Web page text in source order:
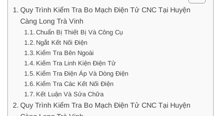
Quy Trình Kiểm Tra Bo Mạch Điện Tử CNC Tại Huyện
Càng Long Trà Vinh
Chuẩn Bị Thiết Bị Và Công Cụ
Ngắt Kết Nối Điện
Kiểm Tra Bên Ngoài
Kiểm Tra Linh Kiện Điện Tử
Kiểm Tra Điện Áp Và Dòng Điện
Kiểm Tra Các Kết Nối Điện
Kết Luận Và Sửa Chữa
Quy Trình Kiểm Tra Bo Mạch Điện Tử CNC Tại Huyện